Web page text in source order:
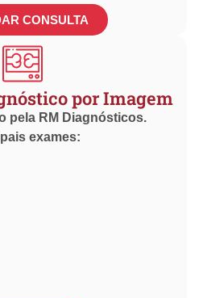
CONSULTA
por Imagem
pela RM Diagnósticos.
exames: